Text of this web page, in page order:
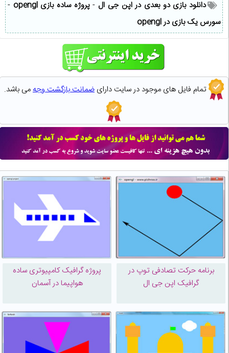
دانلود بازی دو بعدی در اپن جی ال- پروژه ساده بازی opengl
-
سورس یک بازی در opengl
تمام فایل های موجود در سایت دارای ضمانت بازگشت وجهمی باشد.
برنامه حرکت تصادفی توپ در
گرافیک اپن جی ال
پروژه گرافیک کامپیوتری ساده
هواپیما در آسمان